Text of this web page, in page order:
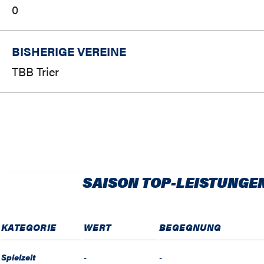
0
BISHERIGE VEREINE
TBB Trier
SAISON TOP-
KATEGORIE WERT BEGEGNUNG
Spielzeit - -